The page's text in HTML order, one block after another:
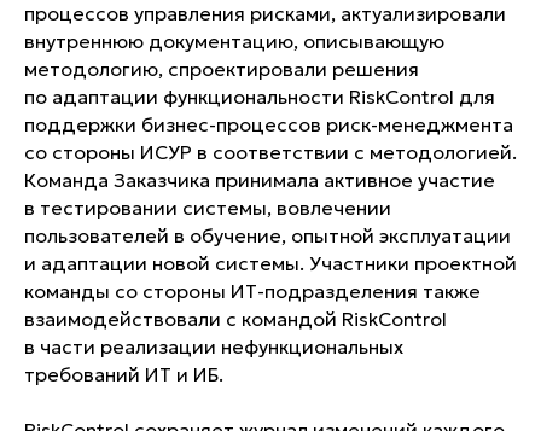
процессов управления рисками, актуализировали
внутреннюю документацию, описывающую
методологию, спроектировали решения
по адаптации функциональности RiskControl для
поддержки бизнес-процессов риск-менеджмента
со стороны ИСУР в соответствии с методологией.
Команда Заказчика принимала активное участие
в тестировании системы, вовлечении
пользователей в обучение, опытной эксплуатации
и адаптации новой системы. Участники проектной
команды со стороны ИТ-подразделения также
взаимодействовали с командой RiskControl
в части реализации нефункциональных
требований ИТ и ИБ.